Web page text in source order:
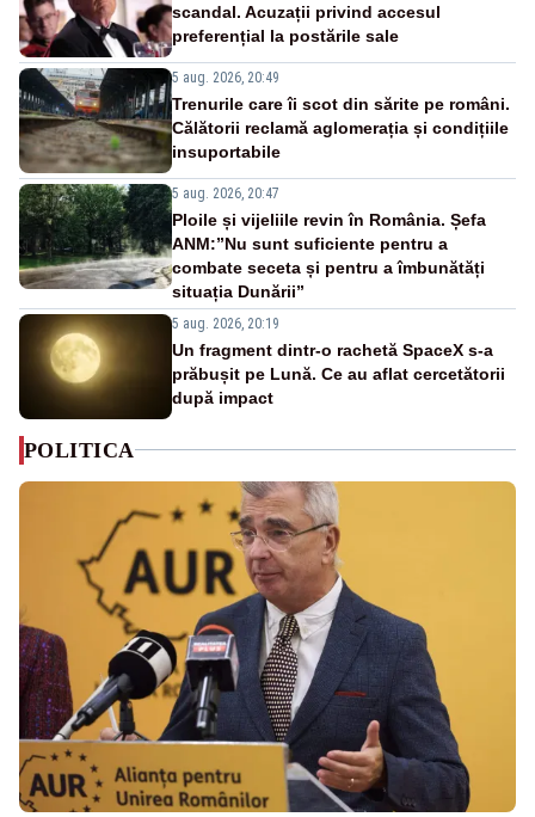
scandal. Acuzații privind accesul
preferențial la postările sale
5 aug. 2026, 20:49
Trenurile care îi scot din sărite pe români.
Călătorii reclamă aglomerația și condițiile
insuportabile
5 aug. 2026, 20:47
Ploile și vijeliile revin în România. Șefa
ANM:”Nu sunt suficiente pentru a
combate seceta și pentru a îmbunătăți
situația Dunării”
5 aug. 2026, 20:19
Un fragment dintr-o rachetă SpaceX s-a
prăbușit pe Lună. Ce au aflat cercetătorii
după impact
POLITICA